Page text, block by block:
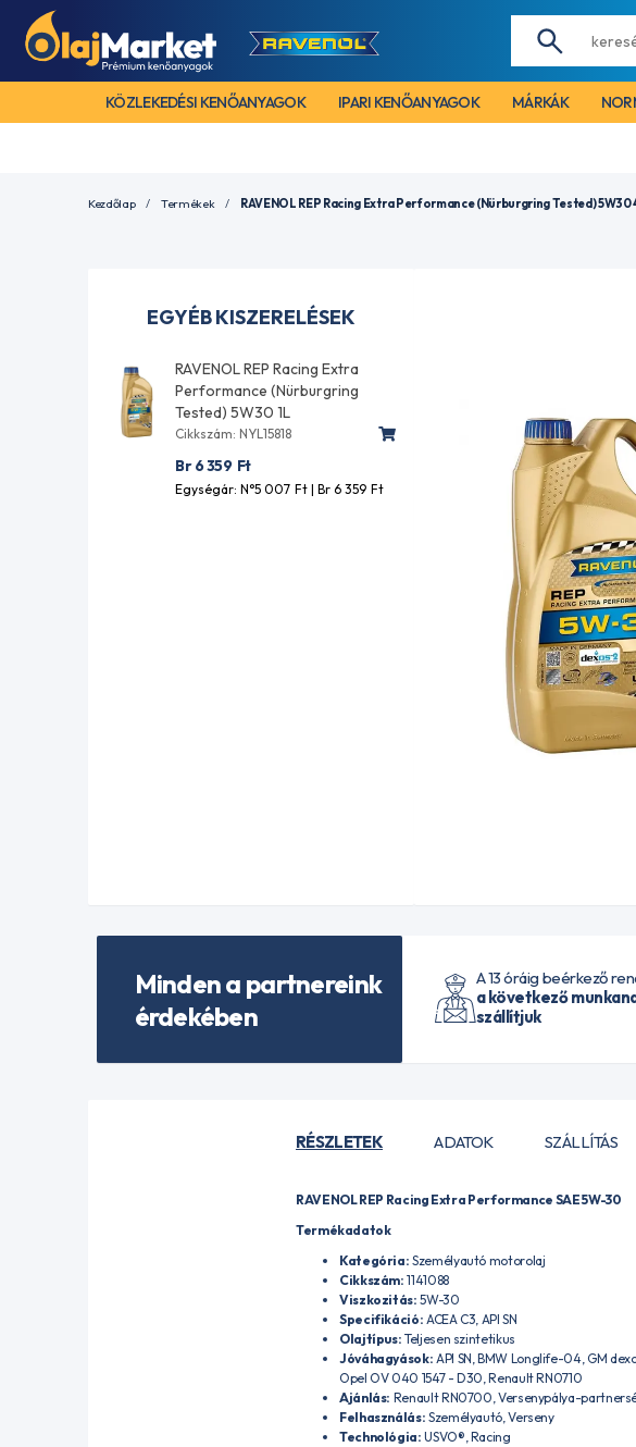
KÖZLEKEDÉSI KENŐANYAGOK IPARI KENŐANYAGOK MÁRKÁK
Kezdőlap Termékek RAVENOL REP Racing Extra Performance (Nürburgring Tested) 5W30
EGYÉB KISZERELÉSEK
RAVENOL REP Racing Extra
Performance (Nürburgring
Tested) 5W30 1L
Cikkszám: NYL15818
Br 6 359 Ft
Egységár: N°5 007 Ft | Br 6 359 Ft
Minden a partnereink
érdekében
A 13 óráig beérkező
a következő
szállítjuk
RÉSZLETEK ADATOK SZÁLLÍTÁS
RAVENOL REP Racing Extra Performance SAE 5W-30
Termékadatok
Kategória: Személyautó motorolaj
Cikkszám: 1141088
Viszkozitás: 5W-30
Specifikáció: ACEA C3, API SN
Olajtípus: Teljesen szintetikus
Jóváhagyások: API SN, BMW Longlife-04, GM
Opel OV 040 1547 - D30, Renault RN0710
Ajánlás: Renault RN0700, Versenypálya-
Felhasználás: Személyautó, Verseny
Technológia: USVO®, Racing